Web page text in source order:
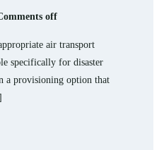
off
air transport
specifically for disaster
a provisioning option that